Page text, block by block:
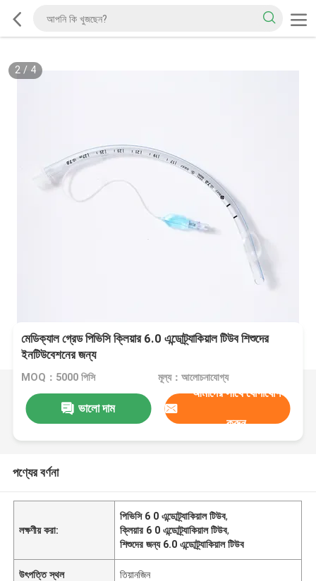
2/ 4
মেডিক্যাল গ্রেড পিভিসি ক্লিয়ার 6.0 এন্ডোট্র্যাকিয়াল টিউব শিশুদের
ইনটিউবেশনের জন্য
MOQ：5000 পিসি মূল্য：আলোচনাযোগ্য
ভালো দাম
আমাদের সাথে যোগাযোগ
করুন
পণ্যের বর্ণনা
লক্ষণীয় করা:
পিভিসি 6 0 এন্ডোট্র্যাকিয়াল টিউব,
ক্লিয়ার 6 0 এন্ডোট্র্যাকিয়াল টিউব,
শিশুদের জন্য 6.0 এন্ডোট্র্যাকিয়াল টিউব
উৎপত্তি স্থল তিয়ানজিন